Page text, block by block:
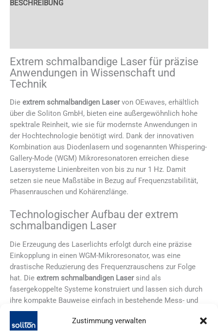
Zustimmung verwalten
BESCHREIBUNG
Extrem schmalbandige Laser für präzise
Anwendungen in Wissenschaft und
Technik
Die extrem schmalbandigen Laservon OEwaves, erhältlich
über die Soliton GmbH, bieten eine außergewöhnlich hohe
spektrale Reinheit, wie sie für modernste Anwendungen in
der Hochtechnologie benötigt wird. Dank der innovativen
Kombination aus Diodenlasern und sogenannten Whispering-
Gallery-Mode (WGM) Mikroresonatoren erreichen diese
Lasersysteme Linienbreiten von bis zu nur 1 Hz. Damit
setzen sie neue Maßstäbe in Bezug auf Frequenzstabilität,
Phasenrauschen und Kohärenzlänge.
Technologischer Aufbau der extrem
schmalbandigen Laser
Die Erzeugung des Laserlichts erfolgt durch eine präzise
Einkopplung in einen WGM-Mikroresonator, was eine
drastische Reduzierung des Frequenzrauschens zur Folge
hat. Die extrem schmalbandigen Lasersind als
fasergekoppelte Systeme konstruiert und lassen sich durch
ihre kompakte Bauweise einfach in bestehende Mess- und
Fertigungsumgebungen integrieren. Die verfügbaren
Wellenlängen decken ein breites Spektrum ab – von UV (370